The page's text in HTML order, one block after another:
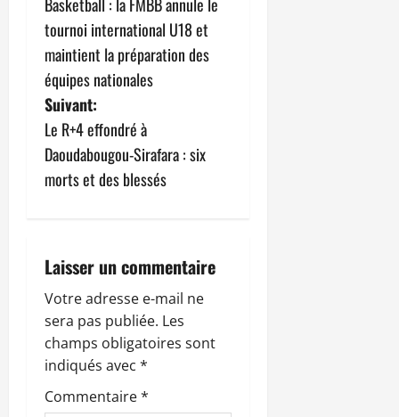
a
v
i
g
a
o
n
d
’
tournoi international U18 et
maintient la préparation des
équipes nationales
Suivant:
Le R+4 effondré à
Daoudabougou-Sirafara : six
morts et des blessés
Laisser un commentaire
Votre adresse e-mail ne
sera pas publiée. Les
champs obligatoires sont
indiqués avec *
Commentaire*